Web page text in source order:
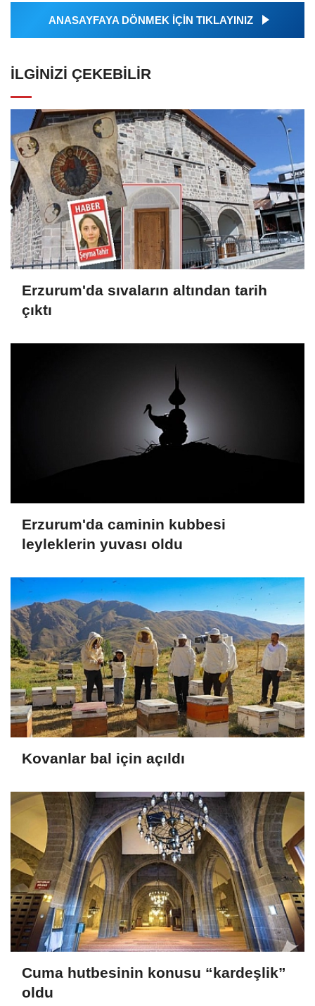
ANASAYFAYA DÖNMEK İÇİN TIKLAYINIZ
İLGINIZI ÇEKEBILIR
Erzurum'da sıvaların altından tarih
çıktı
Erzurum'da caminin kubbesi
leyleklerin yuvası oldu
Kovanlar bal için açıldı
Cuma hutbesinin konusu “kardeşlik”
oldu